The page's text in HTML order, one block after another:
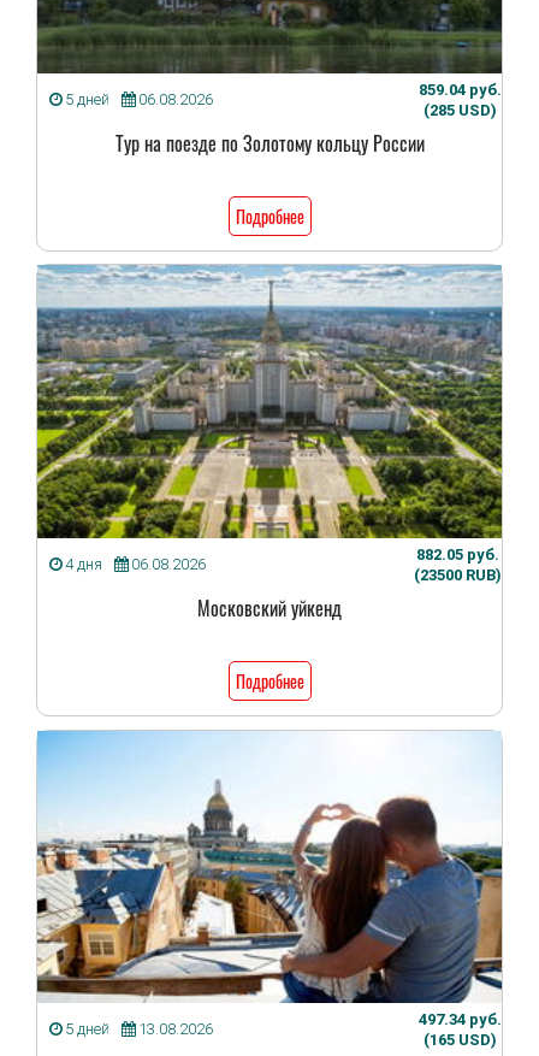
5 дней 06.08.2026
859.04 руб.
(285 USD)
Тур на поезде по Золотому кольцу России
Подробнее
4 дня 06.08.2026
882.05 руб.
(23500 RUB)
Московский уйкенд
Подробнее
5 дней 13.08.2026
497.34 руб.
(165 USD)